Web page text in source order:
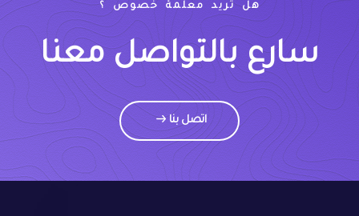
هل تريد معلمة خصوص ؟
سارع بالتواصل معنا
اتصل بنا